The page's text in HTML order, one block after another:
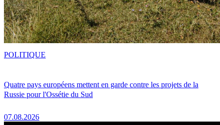
Quatre pays européens mettent en garde contre les projets de la
Russie pour l'Ossétie du Sud
07.08.2026
POLITIQUE